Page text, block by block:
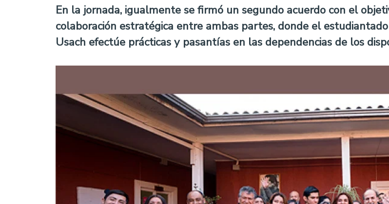
En la jornada, igualmente se firmó un segundo acuerdo con el
colaboración estratégica entre ambas partes, donde el
Usach efectúe prácticas y pasantías en las dependencias de los